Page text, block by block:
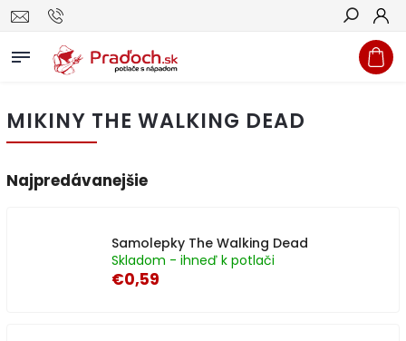
Hľadať
MIKINY THE WALKING DEAD
Najpredávanejšie
Samolepky The Walking Dead
Skladom - ihneď k potlači
€0,59